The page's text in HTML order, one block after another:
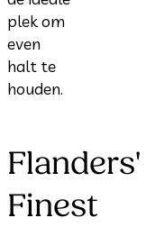
plek om
even
halt te
houden.
Flanders'
Finest